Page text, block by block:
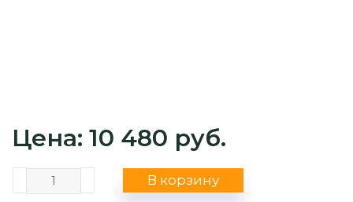
Цена: 10 480 руб.
В корзину